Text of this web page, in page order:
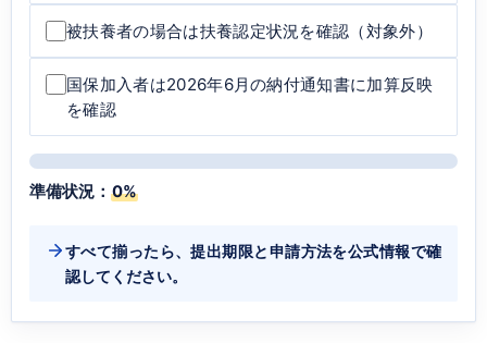
被扶養者の場合は扶養認定状況を確認（対象外）
国保加入者は2026年6月の納付通知書に加算反映
を確認
準備状況： 0%
すべて揃ったら、提出期限と申請方法を公式情報で確
認してください。